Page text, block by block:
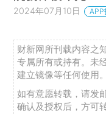
2024年07月10日 APP
财新网所刊载内容之
专属所有或持有。未
建立镜像等任何使用。
如有意愿转载，请发
确认及授权后，方可转